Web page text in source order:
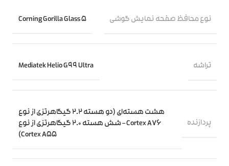
نوع محافظ صفحه نمایش گوشی Corning Gorilla Glass 5
تراشه Mediatek Helio G99 Ultra
پردازنده‌
هشت هسته‌ای (دو هسته 2.2 گیگاهرتزی از نوع
Cortex A76 – شش هسته 2.0 گیگاهرتزی از نوع
Cortex A55)